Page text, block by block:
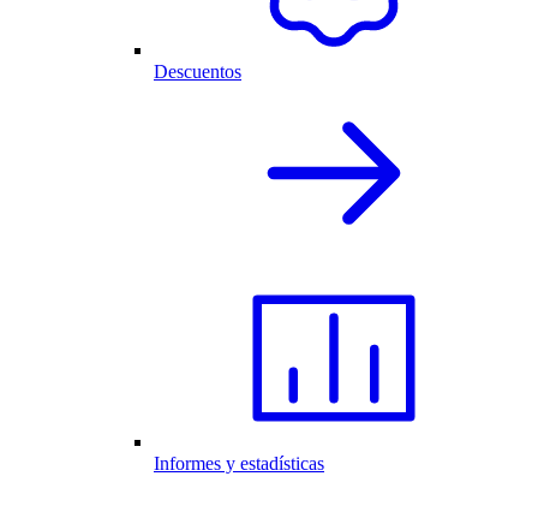
Descuentos
Informes y estadísticas